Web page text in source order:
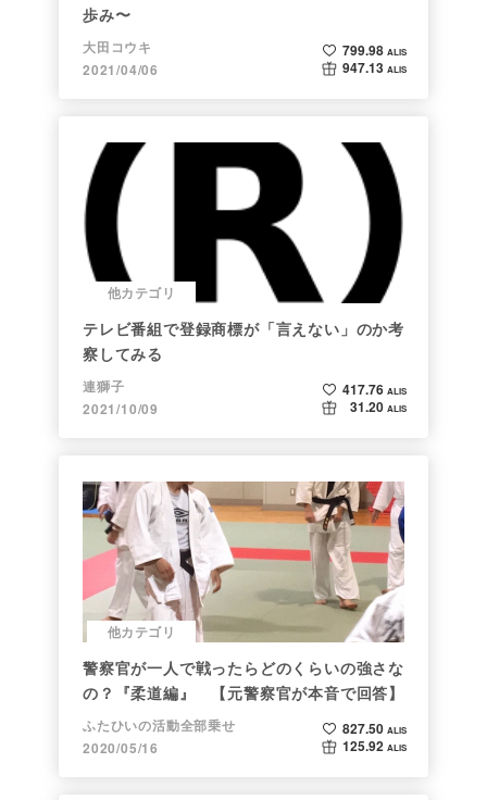
歩み〜
大田コウキ
2021/04/06
799.98 ALIS
947.13 ALIS
他カテゴリ
テレビ番組で登録商標が「言えない」のか考
察してみる
連獅子
2021/10/09
417.76 ALIS
31.20 ALIS
他カテゴリ
警察官が一人で戦ったらどのくらいの強さな
の？『柔道編』 【元警察官が本音で回答】
ふたひいの活動全部乗せ
2020/05/16
827.50 ALIS
125.92 ALIS